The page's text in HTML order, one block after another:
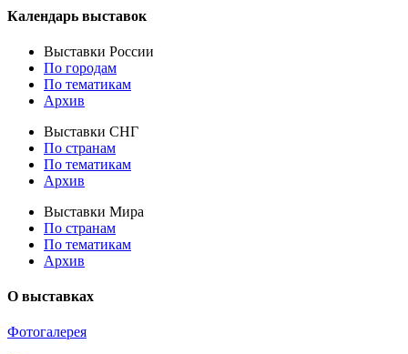
Календарь выставок
Выставки России
По городам
По тематикам
Архив
Выставки СНГ
По странам
По тематикам
Архив
Выставки Мира
По странам
По тематикам
Архив
О выставках
Фотогалерея